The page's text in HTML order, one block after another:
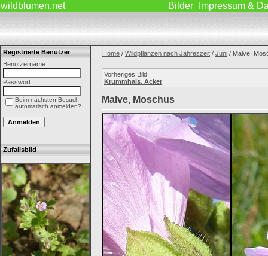
wildblumen.net Bilder | Impressum &
Registrierte Benutzer
Benutzername:
Passwort:
Beim nächsten Besuch
automatisch anmelden?
Zufallsbild
Home / Wildpflanzen nach Jahreszeit / Juni / Malve,
Vorheriges Bild:
Krummhals, Acker
Malve, Moschus